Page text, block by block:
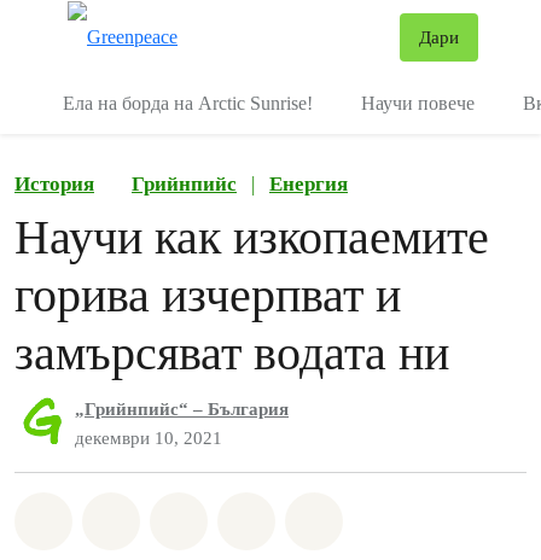
Дари
Ела на борда на Arctic Sunrise! Научи повече
История Грийнпийс | Енергия
Научи как изкопаемите
горива изчерпват и
замърсяват водата ни
„Грийнпийс“ – България
декември 10, 2021